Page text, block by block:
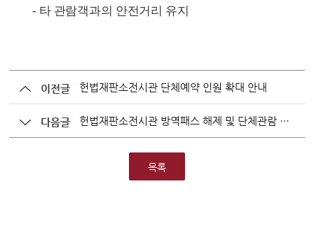
- 타 관람객과의 안전거리 유지
이전글 헌법재판소전시관 단체예약 인원 확대 안내
다음글 헌법재판소전시관 방역패스 해제 및 단체관람 예약 인원 확대 안내
목록